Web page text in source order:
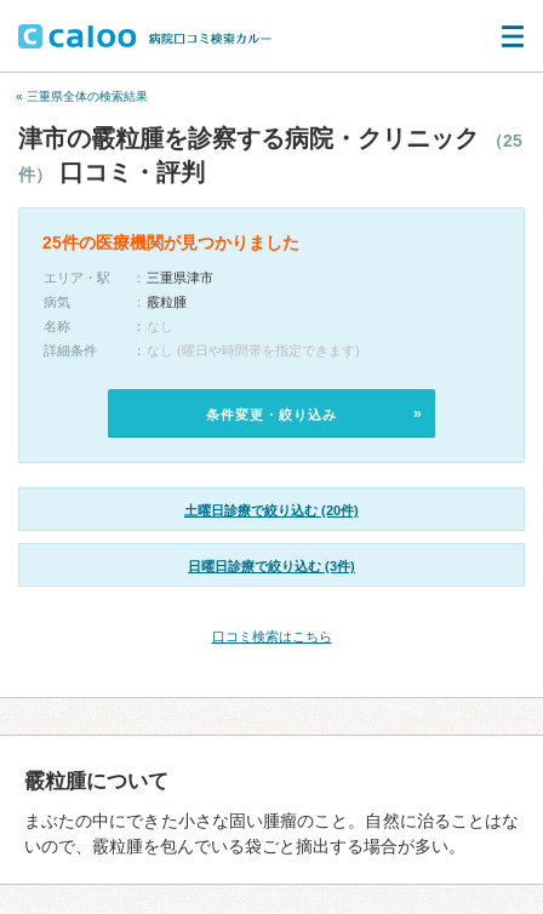
« 三重県全体の検索結果
津市の霰粒腫を診察する病院・クリニック
（25
件）
口コミ・評判
25件の医療機関が見つかりました
エリア・駅
三重県津市
病気
霰粒腫
名称
なし
詳細条件
なし (曜日や時間帯を指定できます)
条件変更・絞り込み
土曜日診療で絞り込む (20件)
日曜日診療で絞り込む (3件)
口コミ検索はこちら
霰粒腫について
まぶたの中にできた小さな固い腫瘤のこと。自然に治ることはな
いので、霰粒腫を包んでいる袋ごと摘出する場合が多い。